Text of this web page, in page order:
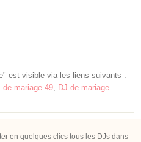
est visible via les liens suivants :
de mariage 49, DJ de mariage
en quelques clics tous les DJs dans